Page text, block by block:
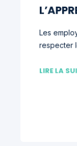
Les
respecter
LIRE LA